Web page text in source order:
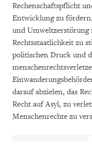
Rechenschaftspflicht
Entwicklung zu
und Umweltzerstörung
Rechtsstaatlichkeit zu
politischen Druck und
darauf abzielen, das
Recht auf Asyl, zu
Menschenrechte zu